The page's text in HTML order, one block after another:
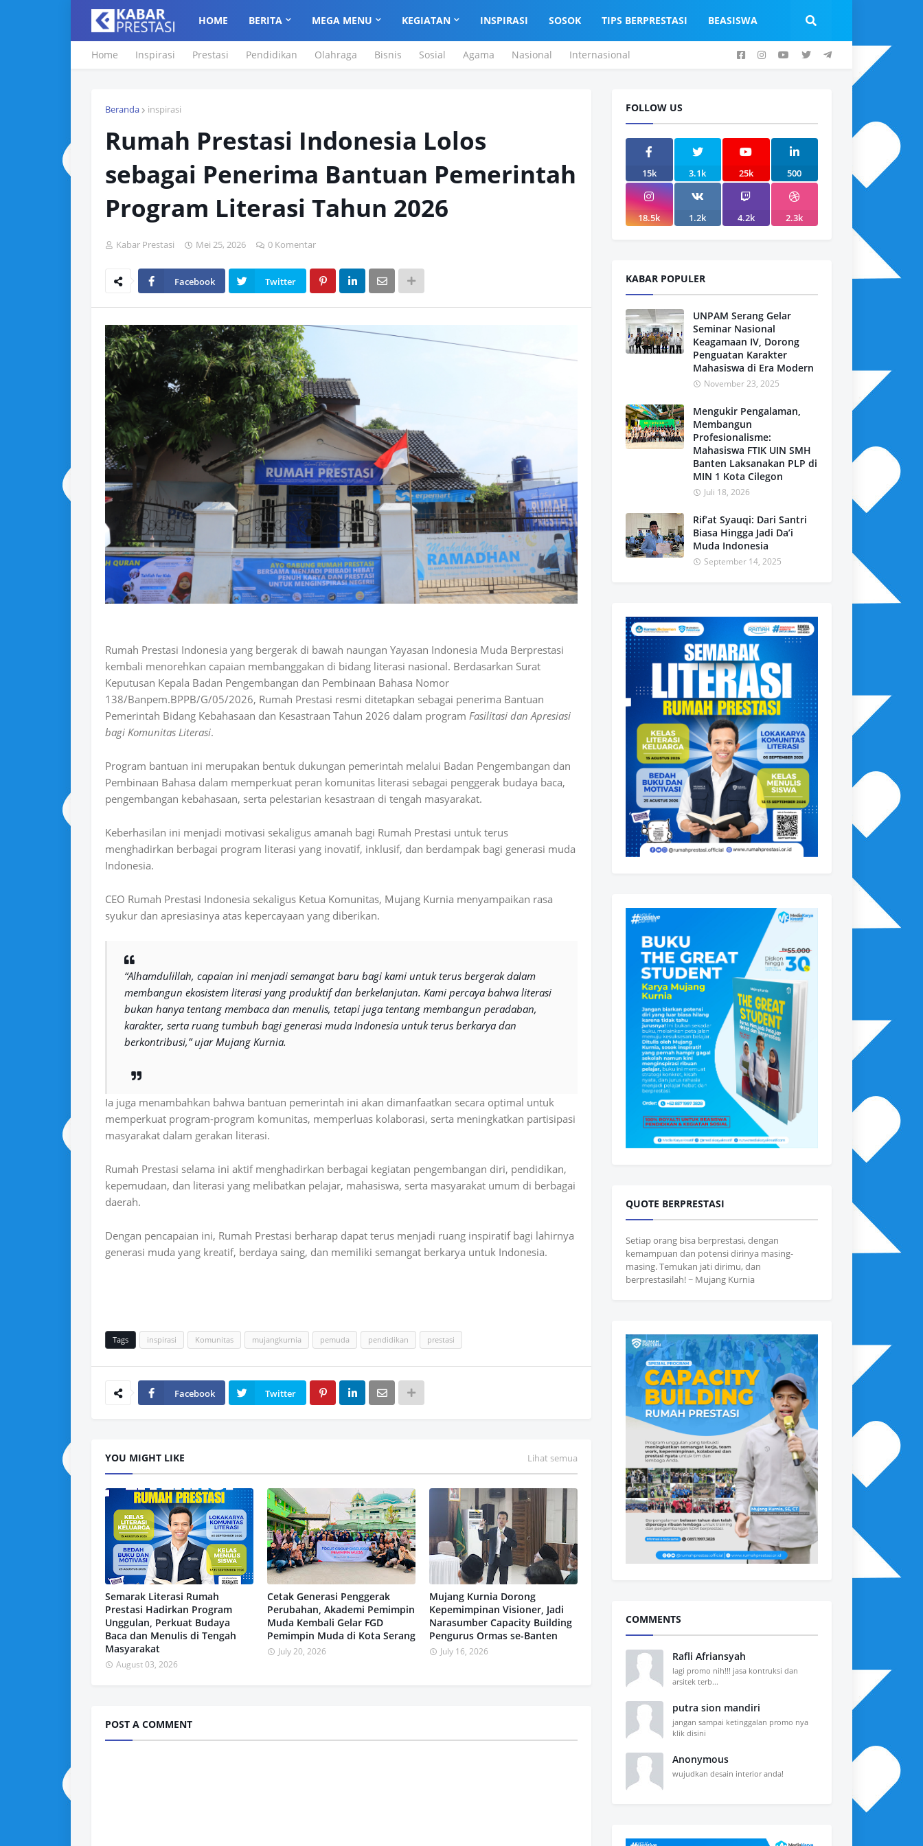
HOME BERITA MEGA MENU KEGIATAN INSPIRASI SOSOK TIPS BERPRESTASI BEASISWA
Home Inspirasi Prestasi Pendidikan Olahraga Bisnis Sosial Agama Nasional Internasional
Beranda inspirasi
Rumah Prestasi Indonesia Lolos
sebagai Penerima Bantuan Pemerintah
Program Literasi Tahun 2026
Kabar Prestasi Mei 25, 2026 0 Komentar
Facebook Twitter
Rumah Prestasi Indonesia yang bergerak di bawah naungan Yayasan Indonesia Muda Berprestasi
kembali menorehkan capaian membanggakan di bidang literasi nasional. Berdasarkan Surat
Keputusan Kepala Badan Pengembangan dan Pembinaan Bahasa Nomor
138/Banpem.BPPB/G/05/2026, Rumah Prestasi resmi ditetapkan sebagai penerima Bantuan
Pemerintah Bidang Kebahasaan dan Kesastraan Tahun 2026 dalam program Fasilitasi dan Apresiasi
bagi Komunitas Literasi.
Program bantuan ini merupakan bentuk dukungan pemerintah melalui Badan Pengembangan dan
Pembinaan Bahasa dalam memperkuat peran komunitas literasi sebagai penggerak budaya baca,
pengembangan kebahasaan, serta pelestarian kesastraan di tengah masyarakat.
Keberhasilan ini menjadi motivasi sekaligus amanah bagi Rumah Prestasi untuk terus
menghadirkan berbagai program literasi yang inovatif, inklusif, dan berdampak bagi generasi muda
Indonesia.
CEO Rumah Prestasi Indonesia sekaligus Ketua Komunitas, Mujang Kurnia menyampaikan rasa
syukur dan apresiasinya atas kepercayaan yang diberikan.
“Alhamdulillah, capaian ini menjadi semangat baru bagi kami untuk terus bergerak dalam
membangun ekosistem literasi yang produktif dan berkelanjutan. Kami percaya bahwa literasi
bukan hanya tentang membaca dan menulis, tetapi juga tentang membangun peradaban,
karakter, serta ruang tumbuh bagi generasi muda Indonesia untuk terus berkarya dan
berkontribusi,” ujar Mujang Kurnia.
Ia juga menambahkan bahwa bantuan pemerintah ini akan dimanfaatkan secara optimal untuk
memperkuat program-program komunitas, memperluas kolaborasi, serta meningkatkan partisipasi
masyarakat dalam gerakan literasi.
Rumah Prestasi selama ini aktif menghadirkan berbagai kegiatan pengembangan diri, pendidikan,
kepemudaan, dan literasi yang melibatkan pelajar, mahasiswa, serta masyarakat umum di berbagai
daerah.
Dengan pencapaian ini, Rumah Prestasi berharap dapat terus menjadi ruang inspiratif bagi lahirnya
generasi muda yang kreatif, berdaya saing, dan memiliki semangat berkarya untuk Indonesia.
Tags inspirasi Komunitas mujangkurnia pemuda pendidikan prestasi
Facebook Twitter
YOU MIGHT LIKE Lihat semua
Semarak Literasi Rumah
Prestasi Hadirkan Program
Unggulan, Perkuat Budaya
Baca dan Menulis di Tengah
Masyarakat
August 03, 2026
Cetak Generasi Penggerak
Perubahan, Akademi Pemimpin
Muda Kembali Gelar FGD
Pemimpin Muda di Kota Serang
July 20, 2026
Mujang Kurnia Dorong
Kepemimpinan Visioner, Jadi
Narasumber Capacity Building
Pengurus Ormas se-Banten
July 16, 2026
POST A COMMENT
FOLLOW US
15k 3.1k 25k 500
18.5k 1.2k 4.2k 2.3k
KABAR POPULER
UNPAM Serang Gelar
Seminar Nasional
Keagamaan IV, Dorong
Penguatan Karakter
Mahasiswa di Era Modern
November 23, 2025
Mengukir Pengalaman,
Membangun
Profesionalisme:
Mahasiswa FTIK UIN SMH
Banten Laksanakan PLP di
MIN 1 Kota Cilegon
Juli 18, 2026
Rif’at Syauqi: Dari Santri
Biasa Hingga Jadi Da’i
Muda Indonesia
September 14, 2025
QUOTE BERPRESTASI
Setiap orang bisa berprestasi, dengan
kemampuan dan potensi dirinya masing-
masing. Temukan jati dirimu, dan
berprestasilah! ~ Mujang Kurnia
COMMENTS
Rafli Afriansyah
lagi promo nih!!! jasa kontruksi dan
arsitek terb...
putra sion mandiri
jangan sampai ketinggalan promo nya
klik disini
Anonymous
wujudkan desain interior anda!